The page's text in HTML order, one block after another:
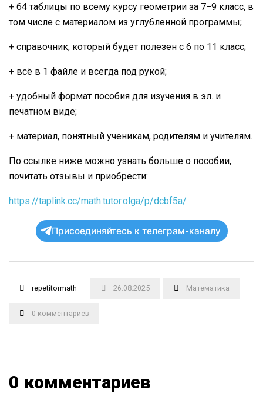
+ 64 таблицы по всему курсу геометрии за 7−9 класс, в
том числе с материалом из углубленной программы;
+ справочник, который будет полезен с 6 по 11 класс;
+ всё в 1 файле и всегда под рукой;
+ удобный формат пособия для изучения в эл. и
печатном виде;
+ материал, понятный ученикам, родителям и учителям.
По ссылке ниже можно узнать больше о пособии,
почитать отзывы и приобрести:
https://taplink.cc/math.tutor.olga/p/dcbf5a/
Присоединяйтесь к телеграм-каналу
repetitormath 26.08.2025 Математика
0 комментариев
0 комментариев